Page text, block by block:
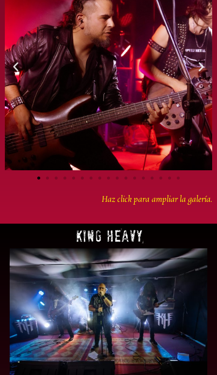
Haz click para ampliar la galería.
KING HEAVY